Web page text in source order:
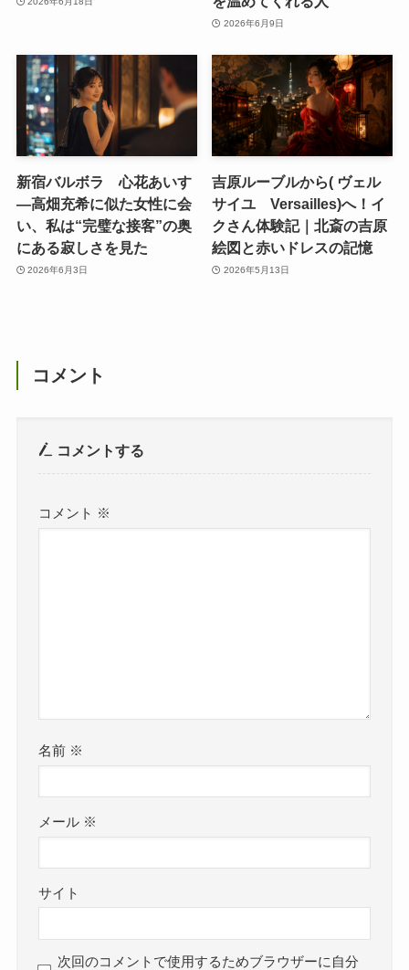
2026年6月9日
新宿バルボラ 心花あいす
―高畑充希に似た女性に会
い、私は“完璧な接客”の奥
にある寂しさを見た
2026年6月3日
吉原ルーブルから( ヴェル
サイユ Versailles)へ！イ
クさん体験記｜北斎の吉原
絵図と赤いドレスの記憶
2026年5月13日
コメント
コメントする
コメント ※
名前 ※
メール ※
サイト
次回のコメントで使用するためブラウザーに自分